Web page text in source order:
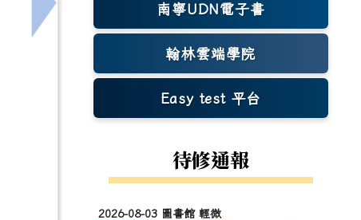
份，請貴校踴躍報名參加
下一筆：[輔]高醫牙醫系擬於115年07月11日至
南寧UDN電子書
翰林雲端學院
Easy test 平台
(另開新視窗)
待修通報
2026-08-03 圖書館 輕微